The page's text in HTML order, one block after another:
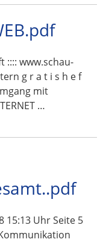
:::: www.schau-
g r a t i s h e f
mit
…
15:13 Uhr Seite 5